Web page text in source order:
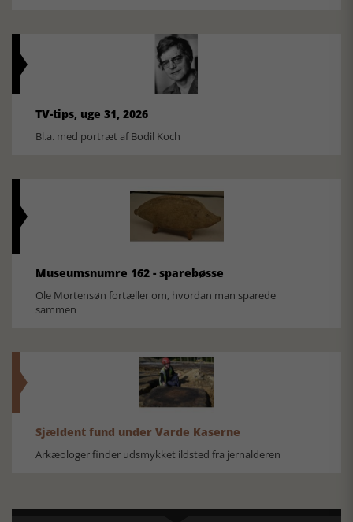
TV-tips, uge 31, 2026
Bl.a. med portræt af Bodil Koch
Museumsnumre 162 - sparebøsse
Ole Mortensøn fortæller om, hvordan man sparede
sammen
Sjældent fund under Varde Kaserne
Arkæologer finder udsmykket ildsted fra jernalderen